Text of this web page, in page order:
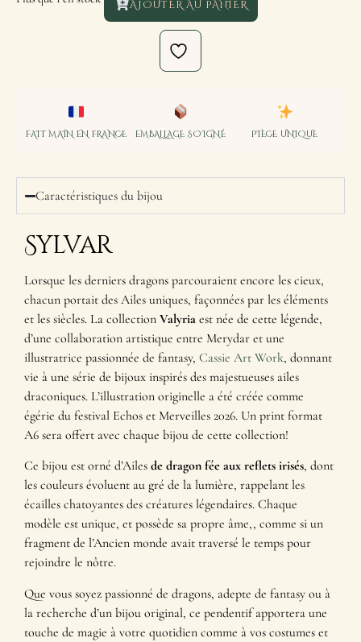
AJOUTER AU PANIER
FAIT MAIN EN FRANCE EMBALLAGE SOIGNÉ PIÈCE UNIQUE
Caractéristiques du bijou
Sylvar
Lorsque les derniers dragons parcouraient encore les cieux,
chacun portait des Ailes uniques, façonnées par les éléments
et les siècles. La collection Valyria est née de cette légende,
d’une collaboration artistique entre Merydar et une
illustratrice passionnée de fantasy, Cassie Art Work, donnant
vie à une série de bijoux inspirés des majestueuses ailes
draconiques. L’illustration originelle a été créée comme
égérie du festival Echos et Merveilles 2026. Un print format
A6 sera offert avec chaque bijou de cette collection!
Ce bijou est orné d’Ailes de dragon fée aux reflets irisés, dont
les couleurs évoluent au gré de la lumière, rappelant les
écailles chatoyantes des créatures légendaires. Chaque
modèle est unique, et possède sa propre âme,, comme si un
fragment de l’Ancien monde avait traversé le temps pour
rejoindre le nôtre.
Que vous soyez passionné de dragons, adepte de fantasy ou à
la recherche d’un bijou original, ce pendentif apportera une
touche de magie à votre quotidien comme à vos costumes et